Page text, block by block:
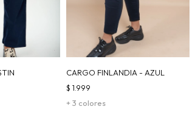
CARGO FINLANDIA - AZUL
+ 3 colores
$ 1.999